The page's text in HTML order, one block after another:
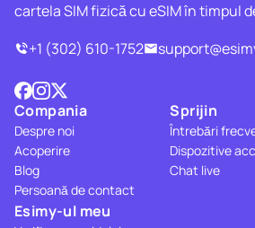
cartela SIM fizică cu eSIM în timpul
+1 (302) 610-1752
Compania
Despre noi
Acoperire
Blog
Persoană de contact
Sprijin
Întrebări
Dispozitive
Chat live
Esimy-ul meu